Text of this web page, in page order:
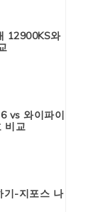
12900KS와
vs 와이파이
비교
기-지포스 나